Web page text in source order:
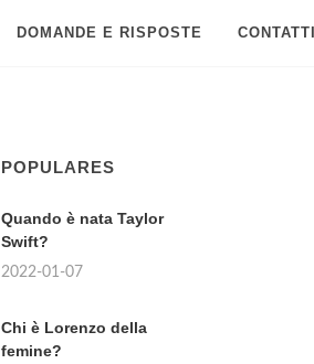
DOMANDE E RISPOSTE
Quando è nata Taylor
Swift?
2022-01-07
Chi è Lorenzo della
femine?